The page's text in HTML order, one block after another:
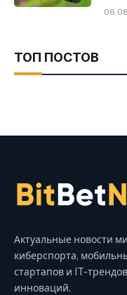
ТОП ПОСТОВ
Актуальные новости
киберспорта,
стартапов и IT-трендов
инноваций.